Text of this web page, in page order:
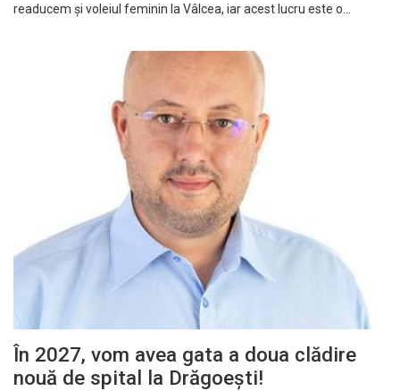
readucem și voleiul feminin la Vâlcea, iar acest lucru este o…
În 2027, vom avea gata a doua clădire
nouă de spital la Drăgoești!